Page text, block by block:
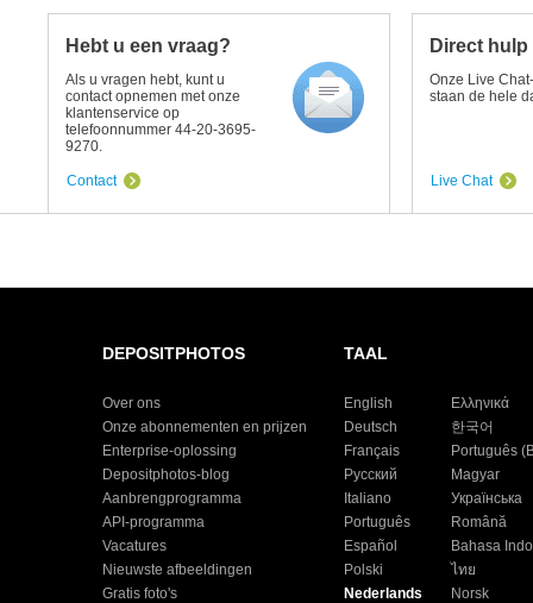
Hebt u een vraag?
Als u vragen hebt, kunt u
contact opnemen met onze
klantenservice op
telefoonnummer 44-20-3695-
9270.
Contact
Direct
Onze Live
staan de hele
Live Chat
DEPOSITPHOTOS
Over ons
Onze abonnementen en prijzen
Enterprise-oplossing
Depositphotos-blog
Aanbrengprogramma
API-programma
Vacatures
Nieuwste afbeeldingen
Gratis foto's
TAAL
English
Deutsch
Français
Русский
Italiano
Português
Español
Polski
Nederlands
Ελληνικά
한국어
Português
Magyar
Українська
Română
Bahasa
ไทย
Norsk